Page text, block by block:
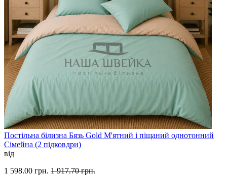
Постільна білизна Бязь Gold М'ятний і піщаний однотонний
Сімейна (2 підковдри)
від
1 598.00 грн. 1 917.70 грн.